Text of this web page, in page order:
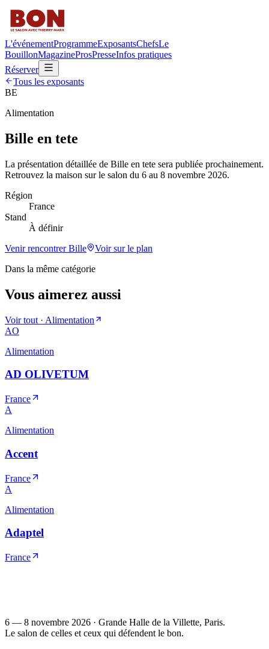
L'événementProgrammeExposantsChefsLe
BouillonMagazineProsPresseInfos pratiques
Réserver
Tous les exposants
BE
Alimentation
Bille en tete
La présentation détaillée de Bille en tete sera publiée prochainement.
Retrouvez la maison sur le salon du 6 au 8 novembre 2026.
Région
France
Stand
À définir
Venir rencontrerBille
Voir sur le plan
Dans la même catégorie
Vous aimerez aussi
Voir tout · Alimentation
AO
Alimentation
AD OLIVETUM
France
A
Alimentation
Accent
France
A
Alimentation
Adaptel
France
6 — 8 novembre 2026 · Grande Halle de la Villette, Paris.
Le salon de celles et ceux qui défendent le bon.